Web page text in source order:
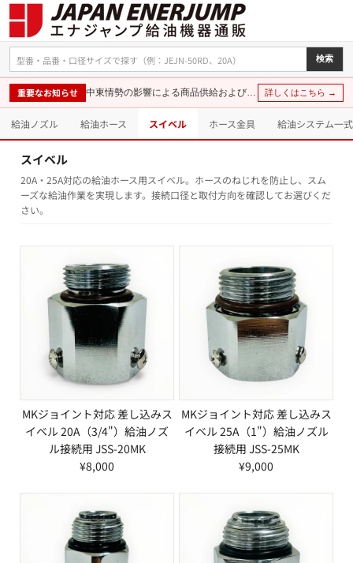
検索
重要なお知らせ 中東情勢の影響による商品供給および価格に関するお知らせ 詳しくはこちら →
給油ノズル 給油ホース スイベル ホース金具 給油システム一式
スイベル
20A・25A対応の給油ホース用スイベル。ホースのねじれを防止し、スム
ーズな給油作業を実現します。接続口径と取付方向を確認してお選びくだ
さい。
MKジョイント対応 差し込みス
イベル 20A（3/4"）給油ノズ
ル接続用 JSS-20MK
¥8,000
MKジョイント対応 差し込みス
イベル 25A（1"）給油ノズル
接続用 JSS-25MK
¥9,000